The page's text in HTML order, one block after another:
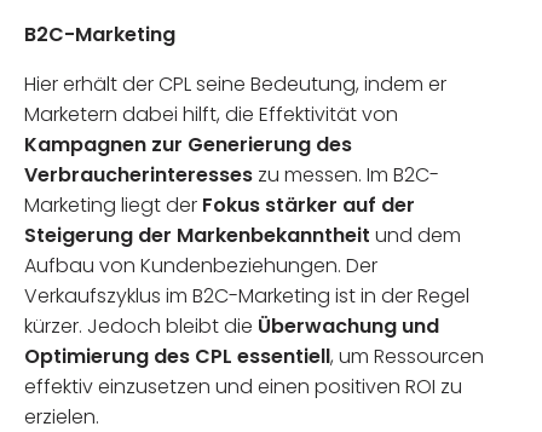
B2C-Marketing
Hier erhält der CPL seine Bedeutung, indem er
Marketern dabei hilft, die Effektivität von
Kampagnen zur Generierung des
Verbraucherinteresses zu messen. Im B2C-
Marketing liegt der Fokus stärker auf der
Steigerung der Markenbekanntheit und dem
Aufbau von Kundenbeziehungen. Der
Verkaufszyklus im B2C-Marketing ist in der Regel
kürzer. Jedoch bleibt die Überwachung und
Optimierung des CPL essentiell, um Ressourcen
effektiv einzusetzen und einen positiven ROI zu
erzielen.